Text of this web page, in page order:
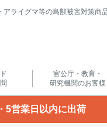
ライグマ等の鳥獣被害対策商
官公庁・教育・
研究機関のお客様
5営業日以内に出荷